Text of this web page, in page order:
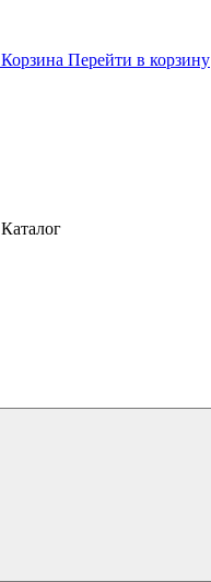
Корзина Перейти в корзину
Каталог